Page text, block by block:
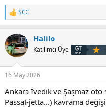
T
e
k
i
l
:
SCC
Halilo
Katılımcı Üye
16 May 2026
Ankara İvedik ve Şaşmaz
Passat-jetta...) kavrama